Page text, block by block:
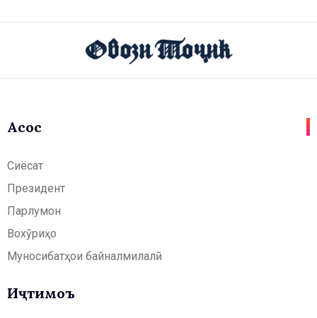
Асосӣ
Сиёсат
Президент
Парлумон
Вохӯриҳо
Муносибатҳои байналмилалӣ
Иҷтимоъ